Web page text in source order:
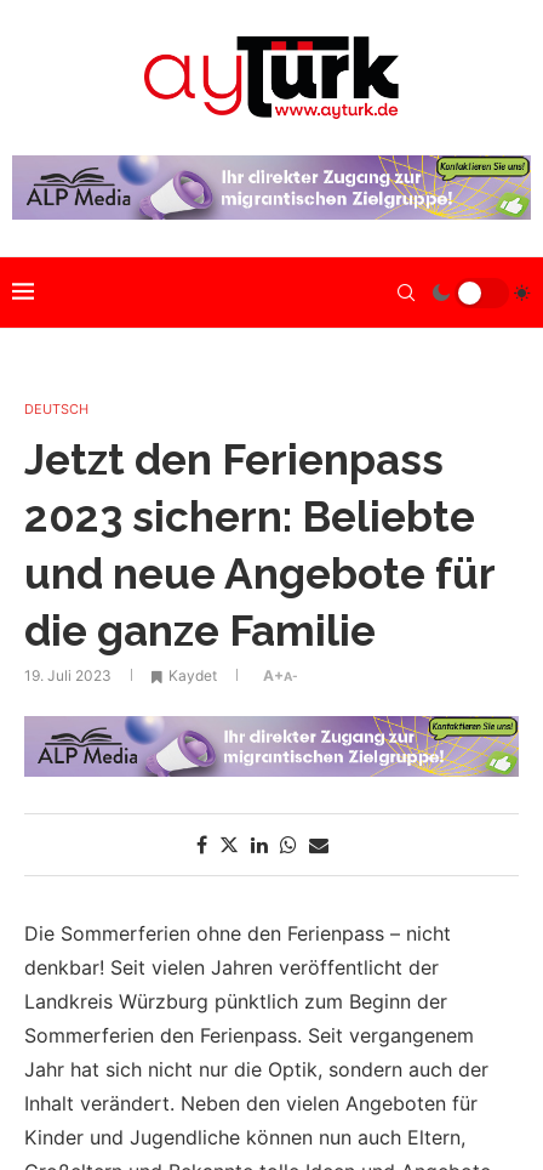
DEUTSCH
Jetzt den Ferienpass
2023 sichern: Beliebte
und neue Angebote für
die ganze Familie
19. Juli 2023 Kaydet A+A-
Die Sommerferien ohne den Ferienpass – nicht
denkbar! Seit vielen Jahren veröffentlicht der
Landkreis Würzburg pünktlich zum Beginn der
Sommerferien den Ferienpass. Seit vergangenem
Jahr hat sich nicht nur die Optik, sondern auch der
Inhalt verändert. Neben den vielen Angeboten für
Kinder und Jugendliche können nun auch Eltern,